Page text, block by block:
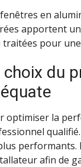
en
apportent
pour
choix du
optimiser la
performants.
afin de